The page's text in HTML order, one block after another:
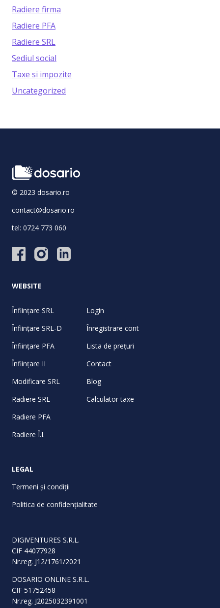
Radiere firma
Radiere PFA
Radiere SRL
Sediul social
Taxe si impozite
Uncategorized
© 2023 dosario.ro
contact@dosario.ro
tel: 0724 773 060
WEBSITE
Înființare SRL
Înființare SRL-D
Înființare PFA
Înființare II
Modificare SRL
Radiere SRL
Radiere PFA
Radiere Î.I.
Login
Înregistrare cont
Lista de prețuri
Contact
Blog
Calculator taxe
LEGAL
Termeni și condiții
Politica de confidențialitate
DIGIVENTURES S.R.L.
CIF 44077928
Nr.reg. J12/1761/2021
DOSARIO ONLINE S.R.L.
CIF 51752458
Nr.reg. J2025032391001